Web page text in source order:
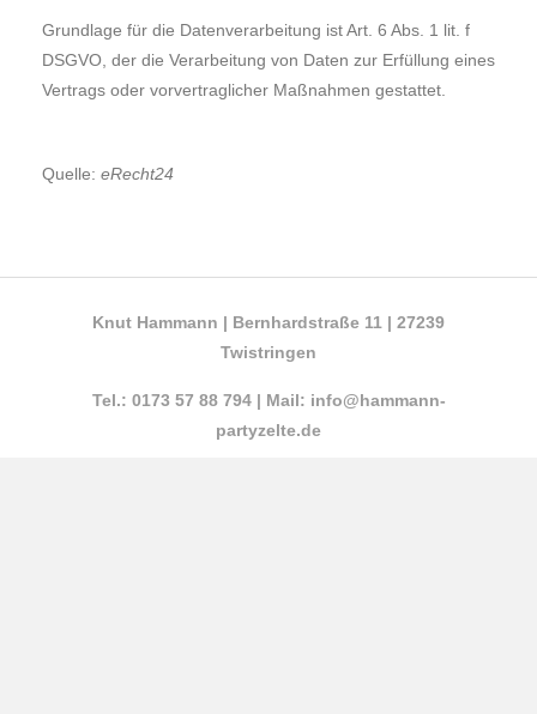
Grundlage für die Datenverarbeitung ist Art. 6 Abs. 1 lit. f
DSGVO, der die Verarbeitung von Daten zur Erfüllung eines
Vertrags oder vorvertraglicher Maßnahmen gestattet.
Quelle: eRecht24
Knut Hammann | Bernhardstraße 11 | 27239
Twistringen
Tel.: 0173 57 88 794 | Mail: info@hammann-
partyzelte.de